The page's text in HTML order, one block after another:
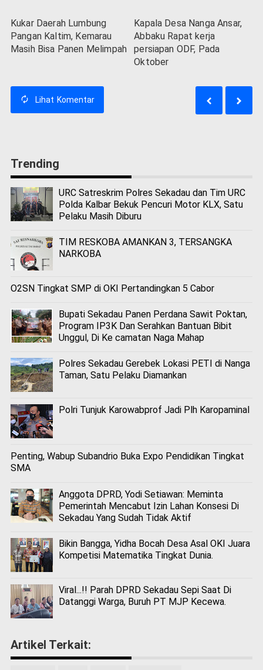
Kukar Daerah Lumbung
Pangan Kaltim, Kemarau
Masih Bisa Panen Melimpah
Kapala Desa Nanga Ansar,
Abbaku Rapat kerja
persiapan ODF, Pada
Oktober
Lihat Komentar
Trending
URC Satreskrim Polres Sekadau dan Tim URC
Polda Kalbar Bekuk Pencuri Motor KLX, Satu
Pelaku Masih Diburu
TIM RESKOBA AMANKAN 3, TERSANGKA
NARKOBA
O2SN Tingkat SMP di OKI Pertandingkan 5 Cabor
Bupati Sekadau Panen Perdana Sawit Poktan,
Program IP3K Dan Serahkan Bantuan Bibit
Unggul, Di Ke camatan Naga Mahap
Polres Sekadau Gerebek Lokasi PETI di Nanga
Taman, Satu Pelaku Diamankan
Polri Tunjuk Karowabprof Jadi Plh Karopaminal
Penting, Wabup Subandrio Buka Expo Pendidikan Tingkat
SMA
Anggota DPRD, Yodi Setiawan: Meminta
Pemerintah Mencabut Izin Lahan Konsesi Di
Sekadau Yang Sudah Tidak Aktif
Bikin Bangga, Yidha Bocah Desa Asal OKI Juara
Kompetisi Matematika Tingkat Dunia.
Viral...!! Parah DPRD Sekadau Sepi Saat Di
Datanggi Warga, Buruh PT MJP Kecewa.
Artikel Terkait: